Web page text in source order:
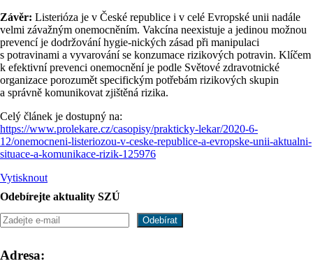
Závěr: Listerióza je v České republice i v celé Evropské unii nadále
velmi závažným onemocněním. Vakcína neexistuje a jedinou možnou
prevencí je dodržování hygie-nických zásad při manipulaci
s potravinami a vyvarování se konzumace rizikových potravin. Klíčem
k efektivní prevenci onemocnění je podle Světové zdravotnické
organizace porozumět specifickým potřebám rizikových skupin
a správně komunikovat zjištěná rizika.
Celý článek je dostupný na:
https://www.prolekare.cz/casopisy/prakticky-lekar/2020-6-
12/onemocneni-listeriozou-v-ceske-republice-a-evropske-unii-aktualni-
situace-a-komunikace-rizik-125976
Vytisknout
Odebírejte aktuality SZÚ
Adresa: